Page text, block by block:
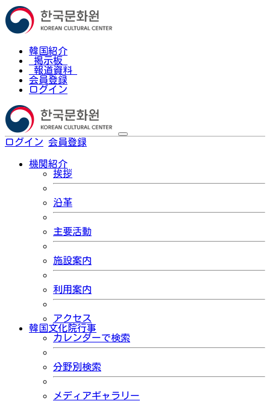
韓国紹介
掲示板
報道資料
会員登録
ログイン
ログイン 会員登録
機関紹介
挨拶
沿革
主要活動
施設案内
利用案内
アクセス
韓国文化院行事
カレンダーで検索
分野別検索
メディアギャラリー